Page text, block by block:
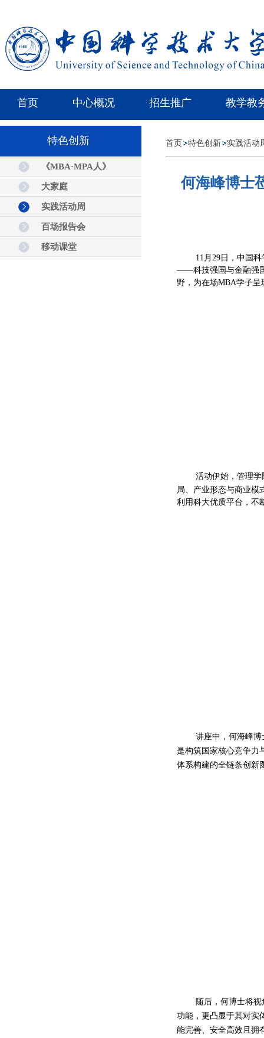
首页 中心概况 招生推广 教学教
特色创新
《MBA·MPA人》
大家庭
实践活动周
百场报告会
移动课堂
首页 特色创新 实践活动
何海峰博士
11月29日，中国
——科技强国与金融强
野，为在场MBA学子
活动伊始，管理学
局、产业形态与商业模
利用科大优质平台，不
讲座中，何海峰
是构筑国家核心竞争力
体系构建的全链条创新
随后，何博士将视
功能，更凸显于其对实
能完善、安全高效且拥